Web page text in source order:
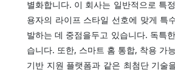
별화합니다. 이 회사는 일반적으로 특
용자의 라이프 스타일 선호에 맞게 특
발하는 데 중점을두고 있습니다. 독특
습니다. 또한, 스마트 홈 통합, 착용 가
기반 지원 플랫폼과 같은 최첨단 기술